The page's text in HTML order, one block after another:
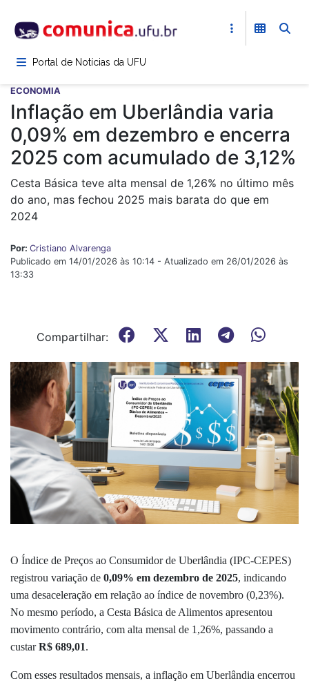
para
conteúdoPortal de Notícias da UFU
ECONOMIA
Inflação em Uberlândia varia
0,09% em dezembro e encerra
2025 com acumulado de 3,12%
Cesta Básica teve alta mensal de 1,26% no último mês
do ano, mas fechou 2025 mais barata do que em
2024
Por: Cristiano Alvarenga
Publicado em 14/01/2026 às 10:14 - Atualizado em 26/01/2026 às
13:33
Compartilhar:
O Índice de Preços ao Consumidor de Uberlândia (IPC-CEPES)
registrou variação de 0,09% em dezembro de 2025, indicando
uma desaceleração em relação ao índice de novembro (0,23%).
No mesmo período, a Cesta Básica de Alimentos apresentou
movimento contrário, com alta mensal de 1,26%, passando a
custarR$ 689,01.
Com esses resultados mensais, a inflação em Uberlândia encerrou